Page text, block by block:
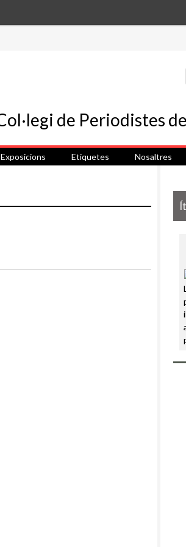
Exposicions Etiquetes Nosaltres